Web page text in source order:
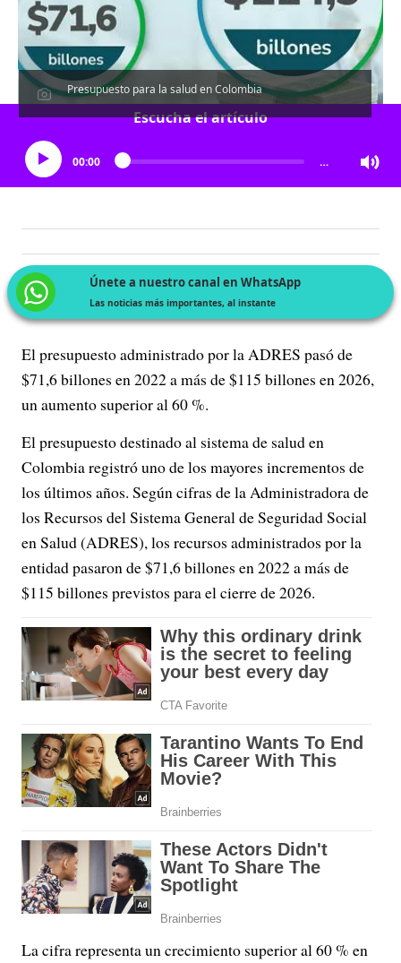
Presupuesto para la salud en Colombia
Escucha el artículo
00:00 …
Únete a nuestro canal en WhatsApp
Las noticias más importantes, al instante
El presupuesto administrado por la ADRES pasó de
$71,6 billones en 2022 a más de $115 billones en 2026,
un aumento superior al 60 %.
El presupuesto destinado al sistema de salud en
Colombia registró uno de los mayores incrementos de
los últimos años. Según cifras de la Administradora de
los Recursos del Sistema General de Seguridad Social
en Salud (ADRES), los recursos administrados por la
entidad pasaron de $71,6 billones en 2022 a más de
$115 billones previstos para el cierre de 2026.
La cifra representa un crecimiento superior al 60 % en